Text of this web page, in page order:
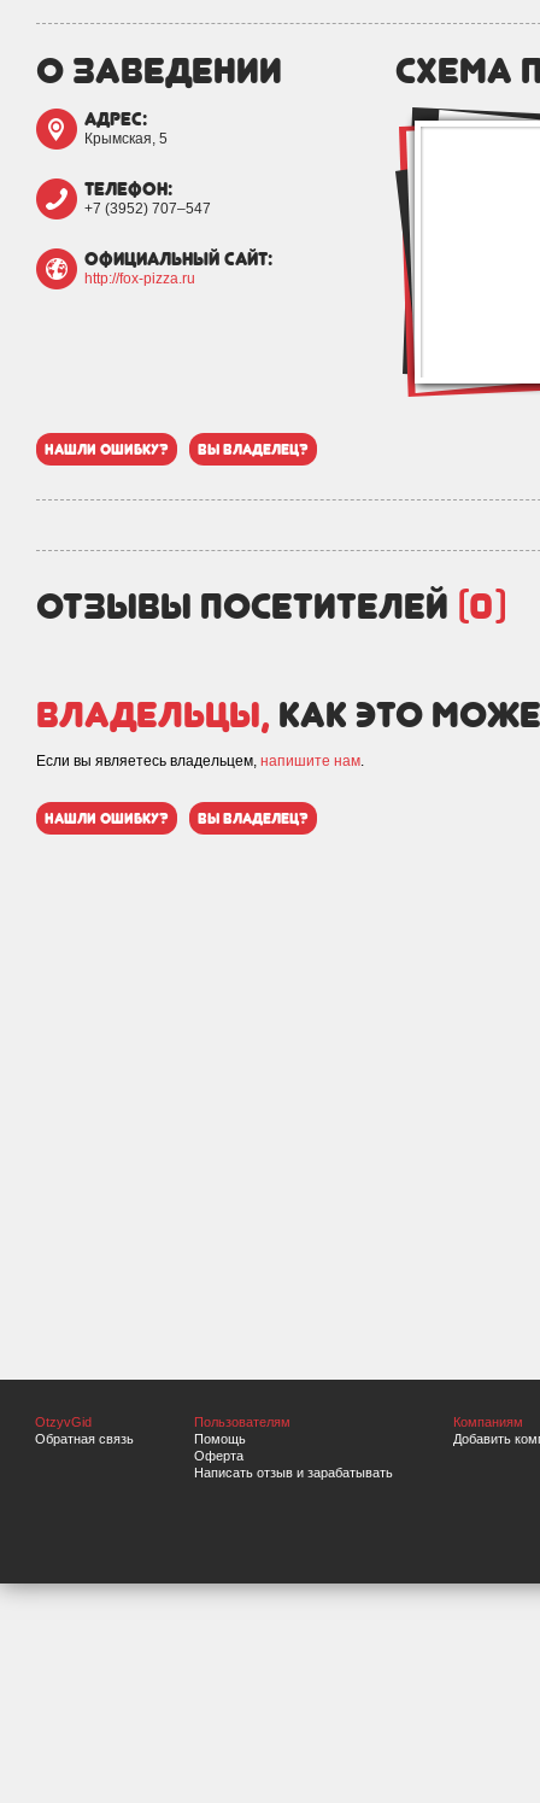
о заведении
адрес:
Крымская, 5
телефон:
+7 (3952) 707‒547
официальный сайт:
http://fox-pizza.ru
схема
нашли ошибку? вы владелец?
отзывы посетителей (0)
Владельцы, как это
Если вы являетесь владельцем, напишите нам.
нашли ошибку? вы владелец?
OtzyvGid
Обратная связь
Пользователям
Помощь
Оферта
Написать отзыв и зарабатывать
Компаниям
Добавить